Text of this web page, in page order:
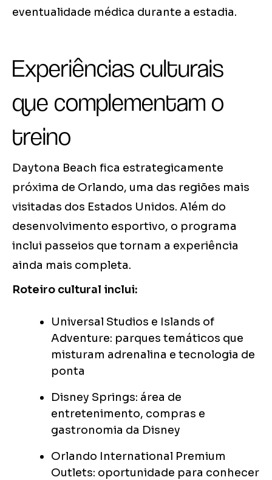
eventualidade médica durante a estadia.
Experiências culturais
que complementam o
treino
Daytona Beach fica estrategicamente
próxima de Orlando, uma das regiões mais
visitadas dos Estados Unidos. Além do
desenvolvimento esportivo, o programa
inclui passeios que tornam a experiência
ainda mais completa.
Roteiro cultural inclui:
Universal Studios e Islands of
Adventure: parques temáticos que
misturam adrenalina e tecnologia de
ponta
Disney Springs: área de
entretenimento, compras e
gastronomia da Disney
Orlando International Premium
Outlets: oportunidade para conhecer